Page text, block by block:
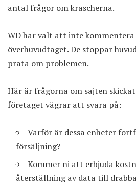
antal frågor om krascherna.
WD har valt att inte
överhuvudtaget. De stoppar
prata om problemen.
Här är frågorna om sajten
företaget vägrar att svara på:
Varför är dessa enheter
försäljning?
Kommer ni att erbjuda
återställning av data till